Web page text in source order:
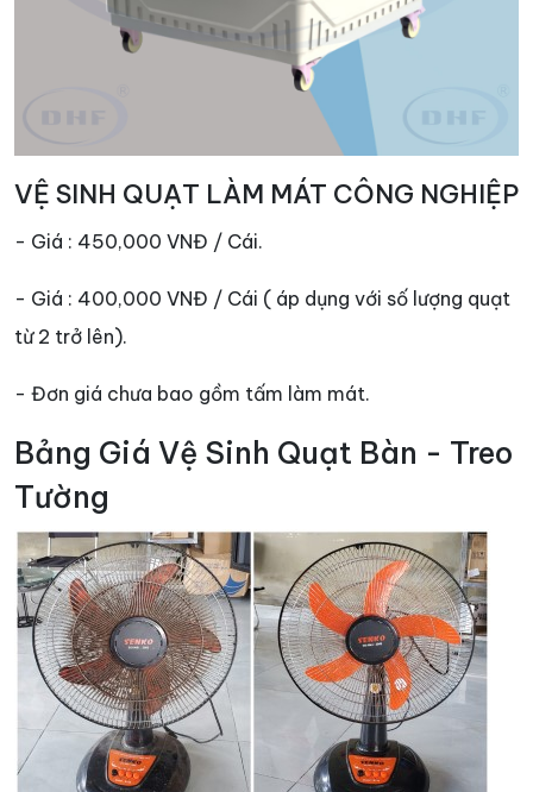
VỆ SINH QUẠT LÀM MÁT CÔNG NGHIỆP
- Giá : 450,000 VNĐ / Cái.
- Giá : 400,000 VNĐ / Cái ( áp dụng với số lượng quạt
từ 2 trở lên).
- Đơn giá chưa bao gồm tấm làm mát.
Bảng Giá Vệ Sinh Quạt Bàn - Treo
Tường